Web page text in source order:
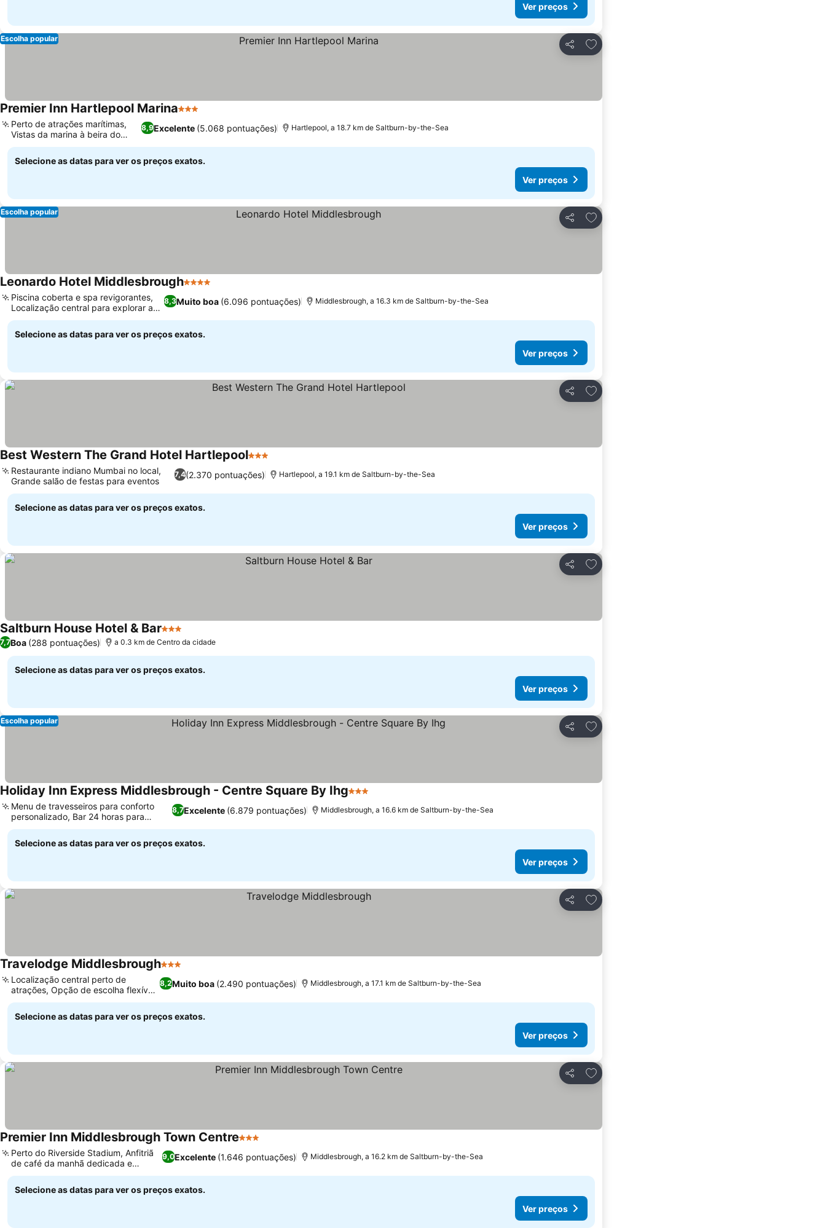
Ver preços
Partilhar
Adicionar aos favoritos
Escolha popular
Premier Inn Hartlepool Marina3 Estrelas
8,9Excelente (5.068 pontuações)
Perto de atrações marítimas,
Vistas da marina à beira do
porto
Hartlepool, a 18.7 km de Saltburn-by-the-Sea
Selecione as datas para ver os preços exatos.
Ver preços
Partilhar
Adicionar aos favoritos
Escolha popular
Leonardo Hotel Middlesbrough4 Estrelas
8,3Muito boa (6.096 pontuações)
Piscina coberta e spa revigorantes,
Localização central para explorar a
cidade
Middlesbrough, a 16.3 km de Saltburn-by-the-Sea
Selecione as datas para ver os preços exatos.
Ver preços
Partilhar
Adicionar aos favoritos
Best Western The Grand Hotel Hartlepool3 Estrelas
7,4(2.370 pontuações)
Restaurante indiano Mumbai no local,
Grande salão de festas para eventos
Hartlepool, a 19.1 km de Saltburn-by-the-Sea
Selecione as datas para ver os preços exatos.
Ver preços
Partilhar
Adicionar aos favoritos
Saltburn House Hotel & Bar3 Estrelas
7,7Boa (288 pontuações) a 0.3 km de Centro da cidade
Selecione as datas para ver os preços exatos.
Ver preços
Partilhar
Adicionar aos favoritos
Escolha popular
Holiday Inn Express Middlesbrough - Centre Square By Ihg3 Estrelas
8,7Excelente (6.879 pontuações)
Menu de travesseiros para conforto
personalizado, Bar 24 horas para
relaxar à noite
Middlesbrough, a 16.6 km de Saltburn-by-the-Sea
Selecione as datas para ver os preços exatos.
Ver preços
Partilhar
Adicionar aos favoritos
Travelodge Middlesbrough3 Estrelas
8,2Muito boa (2.490 pontuações)
Localização central perto de
atrações, Opção de escolha flexível
de quarto
Middlesbrough, a 17.1 km de Saltburn-by-the-Sea
Selecione as datas para ver os preços exatos.
Ver preços
Partilhar
Adicionar aos favoritos
Premier Inn Middlesbrough Town Centre3 Estrelas
9,0Excelente (1.646 pontuações)
Perto do Riverside Stadium, Anfitriã
de café da manhã dedicada e
simpática
Middlesbrough, a 16.2 km de Saltburn-by-the-Sea
Selecione as datas para ver os preços exatos.
Ver preços